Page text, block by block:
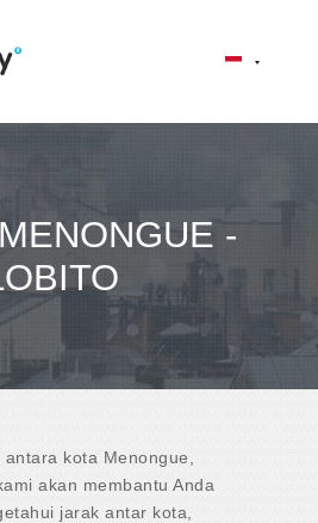
-
kota Menongue,
akan membantu Anda
jarak antar kota,